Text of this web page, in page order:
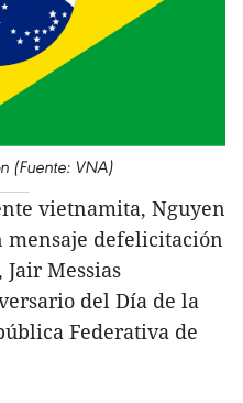
(Fuente: VNA)
vietnamita, Nguyen
mensaje defelicitación
Messias
del Día de la
Federativa de